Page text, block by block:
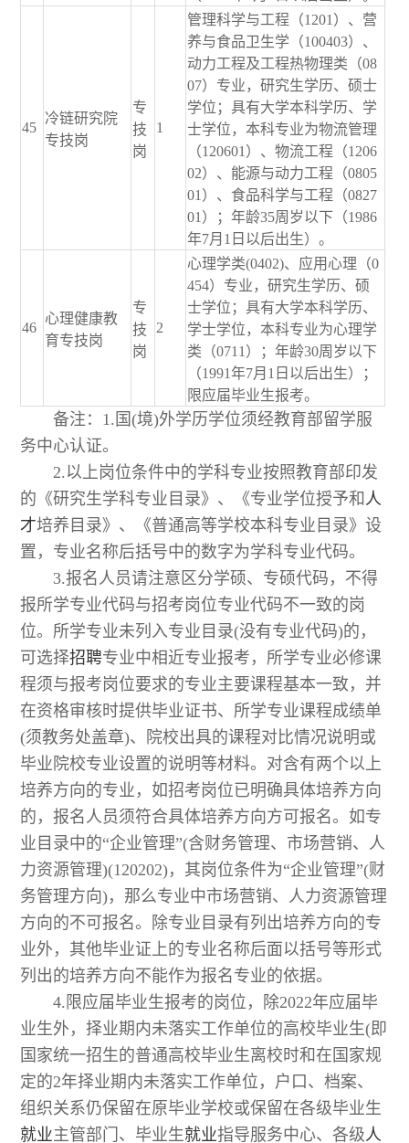
45
冷链研究院
专技岗
专
技
岗
1
管理科学与工程（1201）、营
养与食品卫生学（100403）、
动力工程及工程热物理类（08
07）专业，研究生学历、硕士
学位；具有大学本科学历、学
士学位，本科专业为物流管理
（120601）、物流工程（1206
02）、能源与动力工程（0805
01）、食品科学与工程（0827
01）；年龄35周岁以下（1986
年7月1日以后出生）。
46
心理健康教
育专技岗
专
技
岗
2
心理学类(0402)、应用心理（0
454）专业，研究生学历、硕
士学位；具有大学本科学历、
学士学位，本科专业为心理学
类（0711）；年龄30周岁以下
（1991年7月1日以后出生）；
限应届毕业生报考。
备注：1.国(境)外学历学位须经教育部留学服
务中心认证。
2.以上岗位条件中的学科专业按照教育部印发
的《研究生学科专业目录》、《专业学位授予和 人
才培养目录》、《普通高等学校本科专业目录》设
置，专业名称后括号中的数字为学科专业代码。
3.报名人员请注意区分学硕、专硕代码，不得
报所学专业代码与招考岗位专业代码不一致的岗
位。所学专业未列入专业目录(没有专业代码)的，
可选择招聘专业中相近专业报考，所学专业必修课
程须与报考岗位要求的专业主要课程基本一致，并
在资格审核时提供毕业证书、所学专业课程成绩单
(须教务处盖章)、院校出具的课程对比情况说明或
毕业院校专业设置的说明等材料。对含有两个以上
培养方向的专业，如招考岗位已明确具体培养方向
的，报名人员须符合具体培养方向方可报名。如专
业目录中的“企业管理”(含财务管理、市场营销、人
力资源管理)(120202)，其岗位条件为“企业管理”(财
务管理方向)，那么专业中市场营销、人力资源管理
方向的不可报名。除专业目录有列出培养方向的专
业外，其他毕业证上的专业名称后面以括号等形式
列出的培养方向不能作为报名专业的依据。
4.限应届毕业生报考的岗位，除2022年应届毕
业生外，择业期内未落实工作单位的高校毕业生(即
国家统一招生的普通高校毕业生离校时和在国家规
定的2年择业期内未落实工作单位，户口、档案、
组织关系仍保留在原毕业学校或保留在各级毕业生
就业主管部门、毕业生就业指导服务中心、各级人